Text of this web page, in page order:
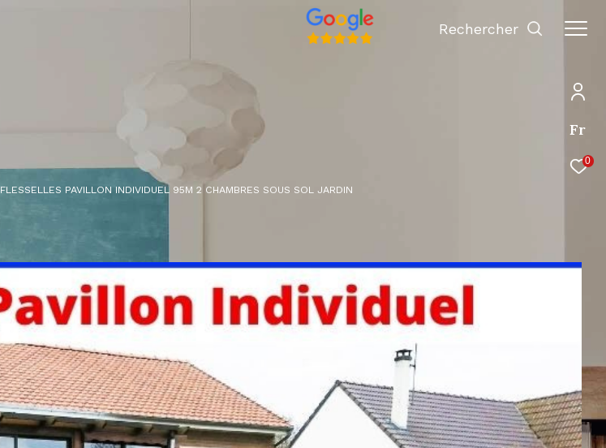
Fr
0
Rechercher
FLESSELLES PAVILLON INDIVIDUEL 95M 2 CHAMBRES SOUS SOL JARDIN